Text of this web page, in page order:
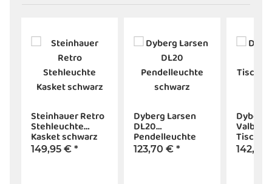
Steinhauer Retro
Stehleuchte
Kasket schwarz
149,95 € *
Dyberg Larsen
DL20
Pendelleuchte
schwarz
123,70 € *
Dyberg
Valby
schwarz
142,68